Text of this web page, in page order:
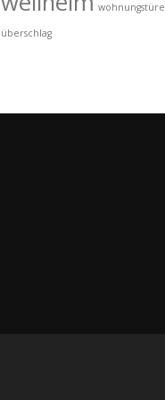
wohnungstüre
überschlag